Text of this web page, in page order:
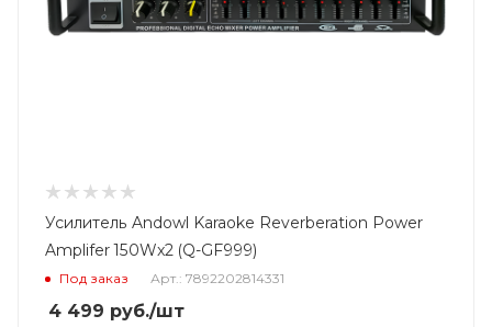
Усилитель Andowl Karaoke Reverberation Power
Amplifer 150Wx2 (Q-GF999)
Под заказ Арт.: 7892202814331
4 499 руб./шт